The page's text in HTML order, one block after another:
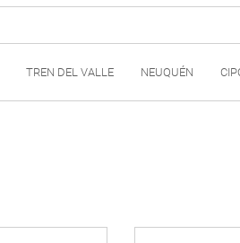
TREN DEL VALLE NEUQUÉN